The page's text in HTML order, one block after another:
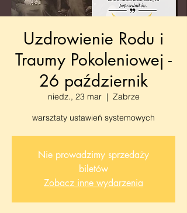
Uzdrowienie Rodu i
Traumy Pokoleniowej -
26 październik
niedz., 23 mar
  |
Zabrze
warsztaty ustawień systemowych
Nie prowadzimy sprzedaży
biletów
Zobacz inne wydarzenia